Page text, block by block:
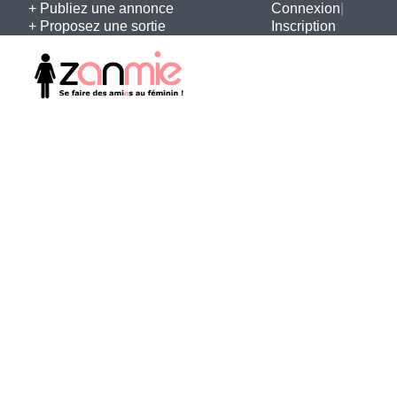
+ Publiez une annonce
+ Proposez une sortie
Connexion
Inscription